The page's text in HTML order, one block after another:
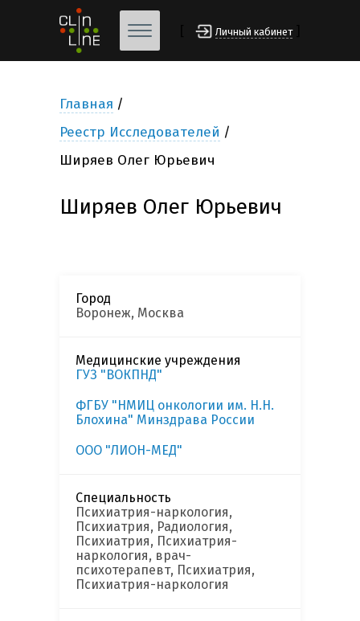
Личный кабинет
Главная
Реестр Исследователей
Ширяев Олег Юрьевич
Ширяев Олег Юрьевич
Город
Воронеж, Москва
Медицинские учреждения
ГУЗ "ВОКПНД"
ФГБУ "НМИЦ онкологии им. Н.Н.
Блохина" Минздрава России
ООО "ЛИОН-МЕД"
Специальность
Психиатрия-наркология,
Психиатрия, Радиология,
Психиатрия, Психиатрия-
наркология, врач-
психотерапевт, Психиатрия,
Психиатрия-наркология